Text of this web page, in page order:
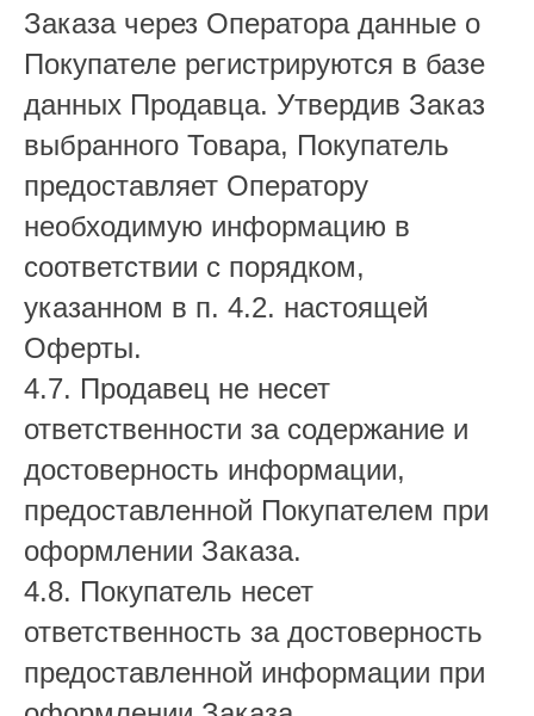
Заказа через Оператора данные о
Покупателе регистрируются в базе
данных Продавца. Утвердив Заказ
выбранного Товара, Покупатель
предоставляет Оператору
необходимую информацию в
соответствии с порядком,
указанном в п. 4.2. настоящей
Оферты.
4.7. Продавец не несет
ответственности за содержание и
достоверность информации,
предоставленной Покупателем при
оформлении Заказа.
4.8. Покупатель несет
ответственность за достоверность
предоставленной информации при